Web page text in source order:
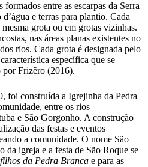
entre as escarpas da Serra
e terras para plantio. Cada
grota ou em grotas vizinhas.
nas áreas planas existentes no
rios. Cada grota é designada pelo
específica que se
por Frizêro (2016).
foi construída a Igrejinha da Pedra
entre os rios
e São Gorgonho. A construção
das festas e eventos
a comunidade. O nome São
da igreja e a festa de São Roque se
filhos da Pedra Branca e para as